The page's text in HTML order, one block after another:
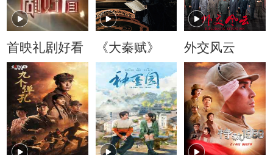
首映礼剧好看 《大秦赋》 外交风云